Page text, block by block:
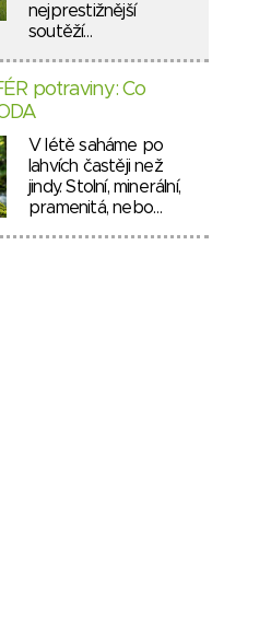
nejprestižnější
soutěží…
potraviny: Co
V létě saháme po
lahvích častěji než
jindy. Stolní, minerální,
pramenitá, nebo…